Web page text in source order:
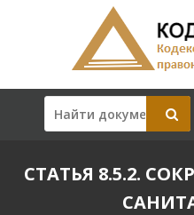
СТАТЬЯ 8.5.2.